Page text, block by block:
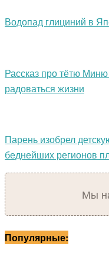
Водопад глициний в
Рассказ про тётю
радоваться жизни
Парень изобрел
беднейших регионов
Мы
Популярные: